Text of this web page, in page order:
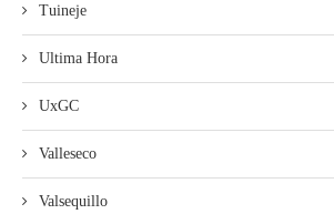
Tuineje
Ultima Hora
UxGC
Valleseco
Valsequillo